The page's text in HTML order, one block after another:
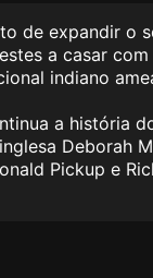
de expandir o
a casar
indiano
a história
Deborah
Pickup e